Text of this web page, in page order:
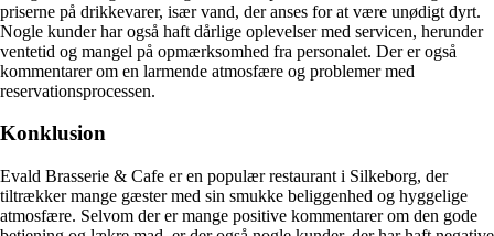
priserne på drikkevarer, især vand, der anses for at være unødigt dyrt.
Nogle kunder har også haft dårlige oplevelser med servicen, herunder
ventetid og mangel på opmærksomhed fra personalet. Der er også
kommentarer om en larmende atmosfære og problemer med
reservationsprocessen.
Konklusion
Evald Brasserie & Cafe er en populær restaurant i Silkeborg, der
tiltrækker mange gæster med sin smukke beliggenhed og hyggelige
atmosfære. Selvom der er mange positive kommentarer om den gode